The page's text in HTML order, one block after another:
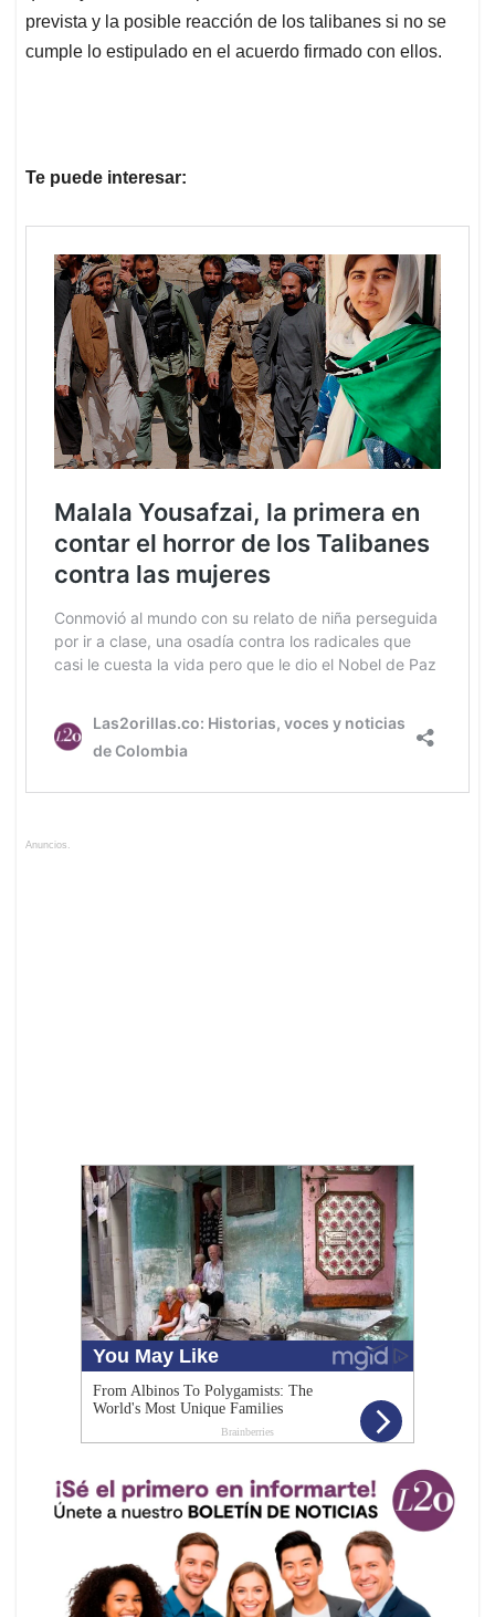
prevista y la posible reacción de los talibanes si no se
cumple lo estipulado en el acuerdo firmado con ellos.
Te puede interesar:
Anuncios.